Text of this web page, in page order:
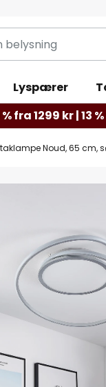
Lyspærer
fra 1299 kr | 13
Noud, 65 cm,